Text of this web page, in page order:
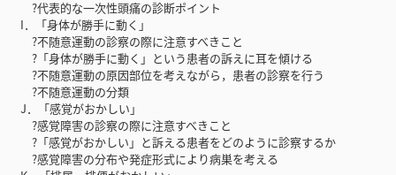
?代表的な一次性頭痛の診断ポイント
I．「身体が勝手に動く」
?不随意運動の診察の際に注意すべきこと
?「身体が勝手に動く」という患者の訴えに耳を傾ける
?不随意運動の原因部位を考えながら，患者の診察を行う
?不随意運動の分類
J．「感覚がおかしい」
?感覚障害の診察の際に注意すべきこと
?「感覚がおかしい」と訴える患者をどのように診察するか
?感覚障害の分布や発症形式により病巣を考える